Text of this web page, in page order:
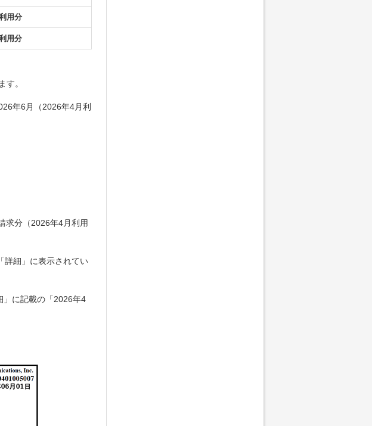
用分
用分
す。
年6月（2026年4月利
求分（2026年4月利用
詳細」に表示されてい
」に記載の「2026年4